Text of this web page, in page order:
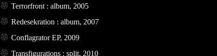
Terrorfront : album, 2005
Redesekration : album, 2007
Conflagrator EP, 2009
Transfigurations : split, 2010